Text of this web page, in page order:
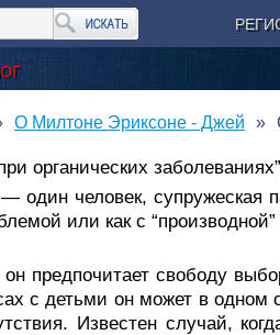
О Милтоне Эриксоне - Джей
органических
один человек, супружес­кая
или как с
предпочитает свободу
с детьми он может в одном
Известен случай,